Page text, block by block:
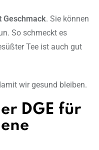
Geschmack. Sie können
So schmeckt es
Tee ist auch gut
wir gesund bleiben.
DGE für